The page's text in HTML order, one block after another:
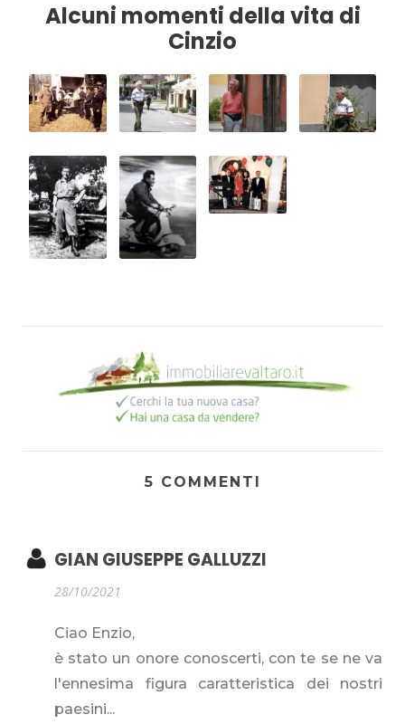
Alcuni momenti della vita di
Cinzio
5 COMMENTI
GIAN GIUSEPPE GALLUZZI
28/10/2021
Ciao Enzio,
è stato un onore conoscerti, con te se ne va
l'ennesima figura caratteristica dei nostri
paesini...